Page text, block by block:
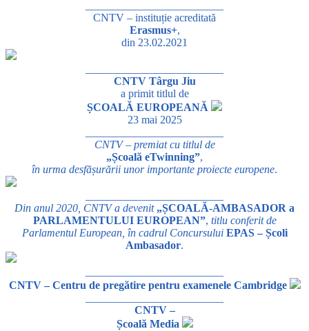
CNTV – instituție acreditată
Erasmus+,
din 23.02.2021
CNTV Târgu Jiu
a primit titlul de
ȘCOALĂ EUROPEANĂ
23 mai 2025
CNTV – premiat cu titlul de
„Școală eTwinning”,
în urma desfășurării unor importante proiecte europene.
Din anul 2020, CNTV a devenit „ȘCOALĂ-AMBASADOR a
PARLAMENTULUI EUROPEAN”, titlu conferit de
Parlamentul European, în cadrul Concursului EPAS – Școli
Ambasador.
CNTV – Centru de pregătire pentru examenele Cambridge
CNTV –
Școală Media